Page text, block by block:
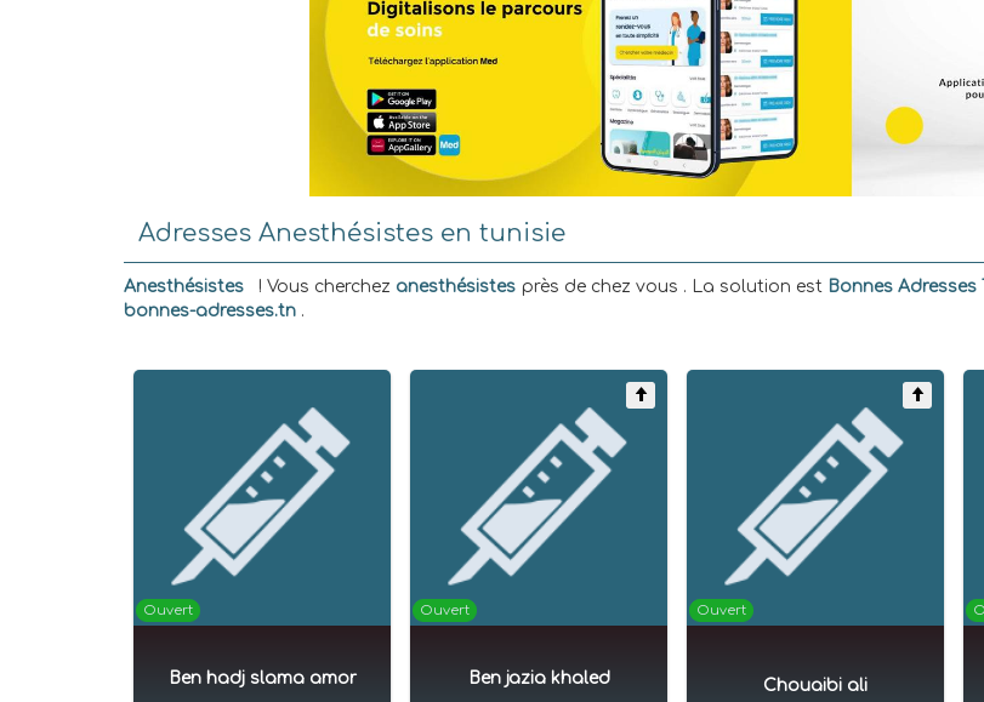
Adresses Anesthésistes en tunisie
Anesthésistes ! Vous cherchez anesthésistes près de chez vous . La solution est Bonnes Adresses
bonnes-adresses.tn .
Ouvert
Ben hadj slama amor
Ouvert
Ben jazia khaled
Ouvert
Chouaibi ali